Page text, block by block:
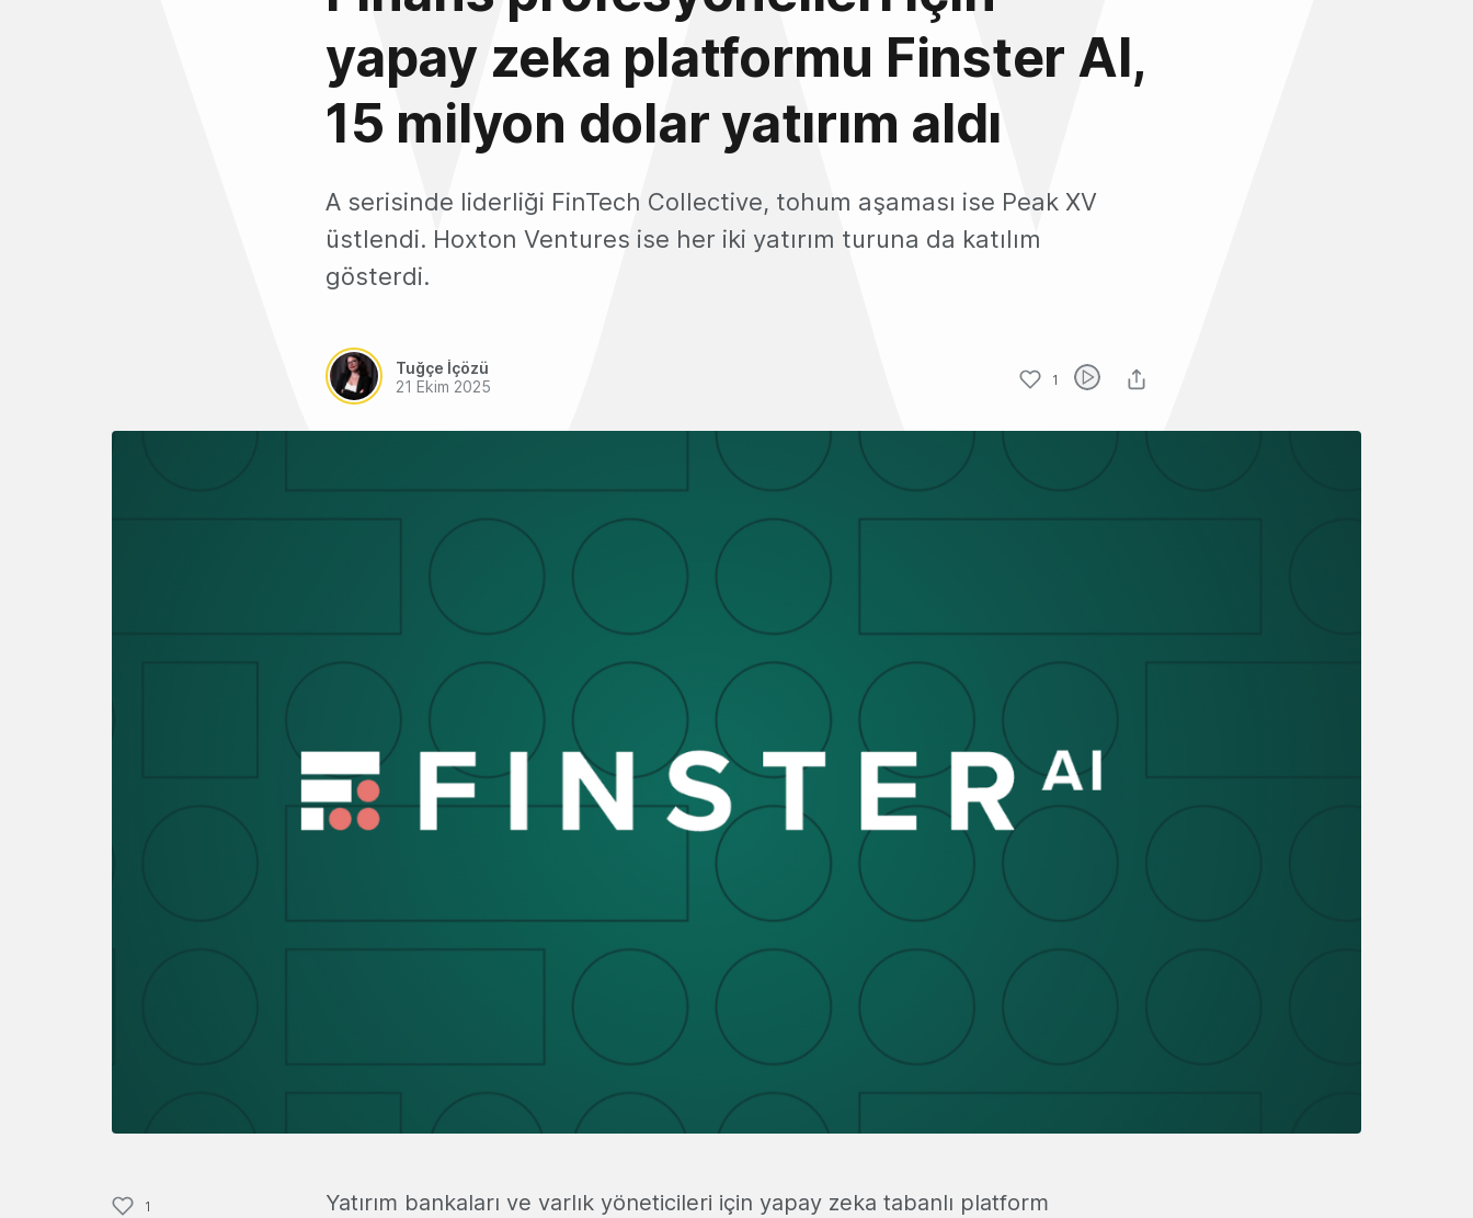
yapay zeka platformu Finster AI,
15 milyon dolar yatırım aldı
A serisinde liderliği FinTech Collective, tohum aşaması ise Peak XV
üstlendi. Hoxton Ventures ise her iki yatırım turuna da katılım
gösterdi.
Tuğçe İçözü
21 Ekim 2025
1
1
Yatırım bankaları ve varlık yöneticileri için yapay zeka tabanlı platform